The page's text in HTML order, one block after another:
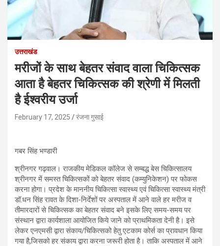
उत्तराखंड
मरीजों के साथ बेहतर संवाद वाला चिकित्सक
आता है बेहतर चिकित्सक की श्रेणी में मिलती
है ईश्वरीय उर्जा
February 17, 2025 रंजना गुसाई
गबर सिंह भण्डारी
श्रीनगर गढ़वाल। राजकीय मेडिकल कॉलेज से सम्बद्ध बेस चिकित्सालय
श्रीनगर में समस्त चिकित्सकों को बेहतर संवाद (कम्युनिकेशन) पर फोकस
करना होगा। प्रदेश के माननीय चिकित्सा स्वास्थ्य एवं चिकित्सा स्वास्थ्य मंत्री
डॉ.धन सिंह रावत के दिशा-निर्देशों पर अस्पताल में आने वाले हर मरीज व
तीमारदारों से चिकित्सक का बेहतर संवाद बने इसके लिए समय-समय पर
संस्थान द्वारा कार्यशाला आयोजित किये जाने को प्राथमिकता देनी है। इसे
लेकर एनएमसी द्वारा संकाय/चिकित्सको हेतु एटकाम कोर्स का प्रावधान किया
गया है,जिसको हर संकाय द्वारा करना जरूरी होता है। ताकि अस्पताल में आने